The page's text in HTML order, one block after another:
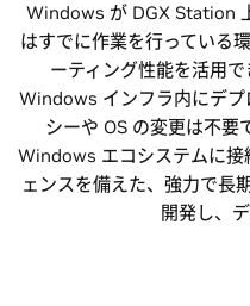
Windows が DGX Station
はすでに作業を行っている
ーティング性能を活用
Windows インフラ内にデプ
シーや OS の変更は不要
Windows エコシステムに接
ェンスを備えた、強力で長
開発し、